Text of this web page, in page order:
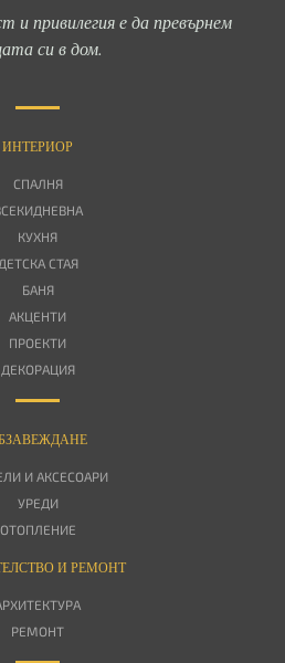
привилегия е да превърнем
си в дом.
ИНТЕРИОР
СПАЛНЯ
КУХНЯ
ДЕТСКА СТАЯ
БАНЯ
АКЦЕНТИ
ПРОЕКТИ
ДЕКОРАЦИЯ
И АКСЕСОАРИ
УРЕДИ
ОТОПЛЕНИЕ
И РЕМОНТ
РЕМОНТ